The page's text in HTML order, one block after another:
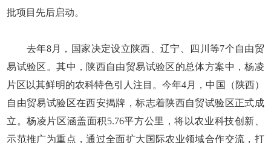
批项目先后启动。
去年8月，国家决定设立陕西、辽宁、四川等7个自由贸
易试验区。其中，陕西自由贸易试验区的总体方案中，杨凌
片区以其鲜明的农科特色引人注目。今年4月，中国（陕西）
自由贸易试验区在西安揭牌，标志着陕西自贸试验区正式成
立。杨凌片区涵盖面积5.76平方公里，将以农业科技创新、
示范推广为重点，通过全面扩大国际农业领域合作交流，打